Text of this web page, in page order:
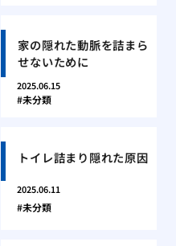
家の隠れた動脈を詰まら
せないために
2025.06.15
未分類
トイレ詰まり隠れた原因
2025.06.11
未分類